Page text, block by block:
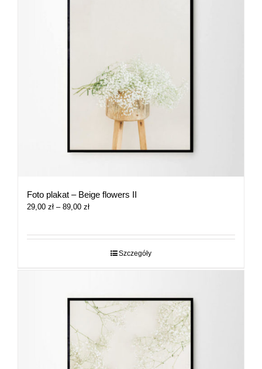
Foto plakat – Beige flowers II
29,00 zł – 89,00 złZakres
29,00 zł
Szczegóły